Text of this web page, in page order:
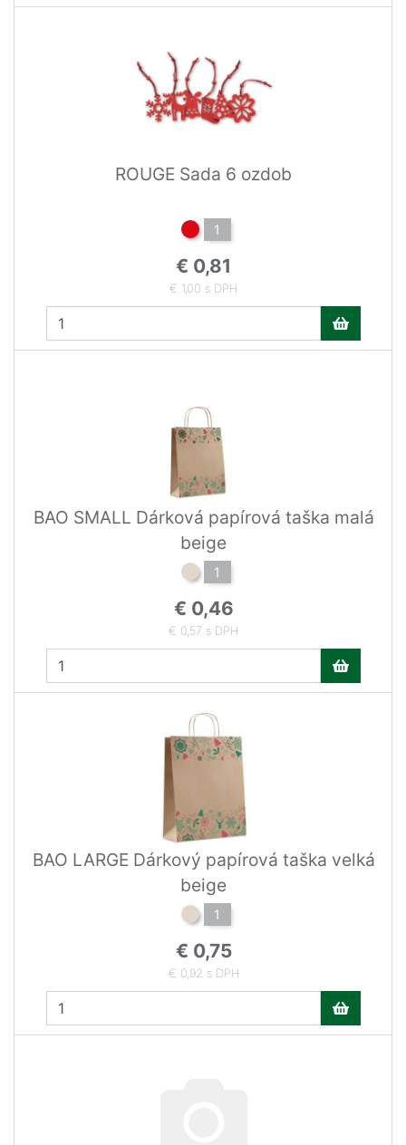
ROUGE Sada 6 ozdob
1
€ 0,81
€ 1,00 s DPH
BAO SMALL Dárková papírová taška malá
beige
1
€ 0,46
€ 0,57 s DPH
BAO LARGE Dárkový papírová taška velká
beige
1
€ 0,75
€ 0,92 s DPH